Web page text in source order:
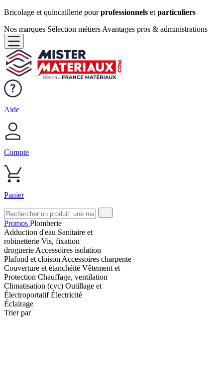
Bricolage et quincaillerie pourprofessionnels et particuliers
Nos marques Sélection métiers Avantages pros & administrations
Aide
Compte
Panier
Promos Plomberie
Adduction d'eau Sanitaire et
robinetterie Vis, fixation
droguerie Accessoires isolation
Plafond et cloison Accessoires charpente
Couverture et étanchéité Vêtement et
Protection Chauffage, ventilation
Climatisation (cvc) Outillage et
ÉlectroportatifÉlectricité
Éclairage
Trier par